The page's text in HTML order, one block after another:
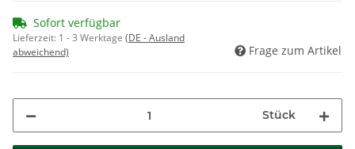
Sofort verfügbar
Lieferzeit: 1 - 3 Werktage (DE - Ausland
abweichend)
Frage zum Artikel
Stück